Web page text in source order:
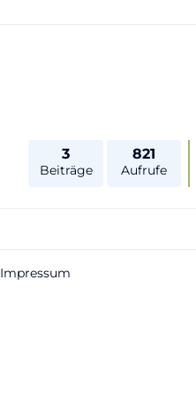
3
Beiträge
821
Aufrufe
Impressum